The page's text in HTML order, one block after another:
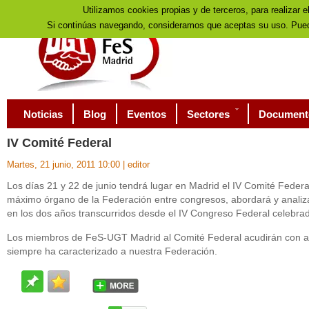
Noticias Blog Eventos Sectores
IV Comité Federal
Martes, 21 junio, 2011 10:00 editor
Los días 21 y 22 de junio tendrá lugar en Madrid el IV Comité
máximo órgano de la Federación entre congresos, abordará y
en los dos años transcurridos desde el IV Congreso Federal
Los miembros de FeS-UGT Madrid al Comité Federal acudirán con
siempre ha caracterizado a nuestra Federación.
Utilizamos cookies propias y de terceros, para realizar
Si continúas navegando, consideramos que aceptas su uso.